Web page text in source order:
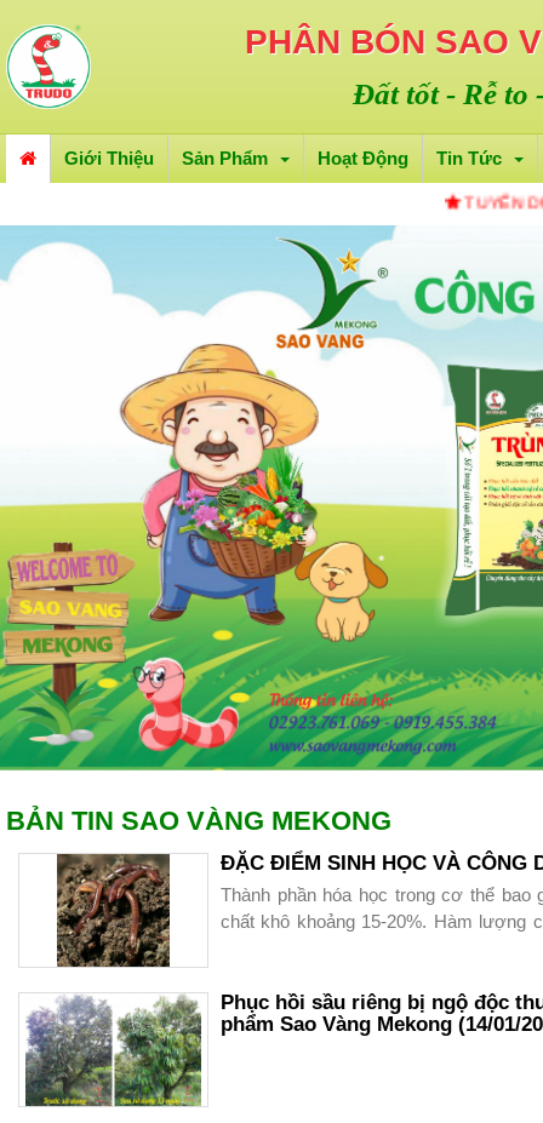
PHÂN BÓN SAO
Đất tốt - Rễ to
Giới Thiệu Sản Phẩm Hoạt Động Tin Tức
TUYỂN DỤNG
BẢN TIN SAO VÀNG MEKONG
ĐẶC ĐIỂM SINH HỌC VÀ CÔNG
Thành phần hóa học trong cơ thể bao
chất khô khoảng 15-20%. Hàm lượng
+ Protein : 50-75%
Phục hồi sầu riêng bị ngộ độc
phẩm Sao Vàng Mekong (14/01/